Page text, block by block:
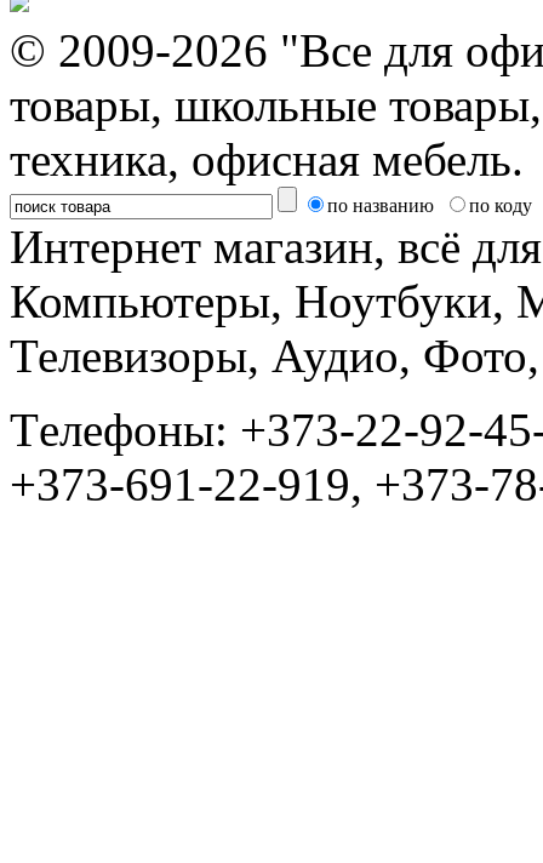
© 2009-2026 "Все для
товары, школьные
техника, офисная мебель.
по названию по коду
Интернет магазин, всё
Компьютеры, Ноутбуки,
Телевизоры, Аудио,
Tелефоны: +373-22-92-
+373-691-22-919, +373-